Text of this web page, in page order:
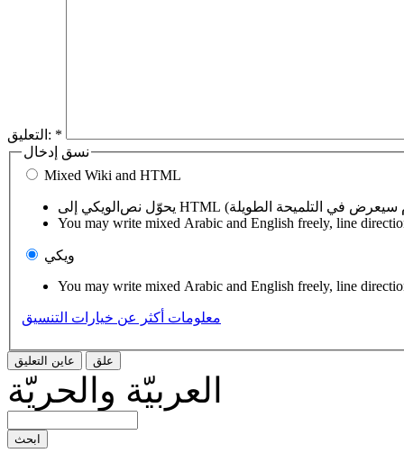
التعليق: *
نسق إدخال
Mixed Wiki and HTML
You may write mixed Arabic and English freely, line
ويكي
You may write mixed Arabic and English freely, line
معلومات أكثر عن خيارات التنسيق
العربيّة والحريّة